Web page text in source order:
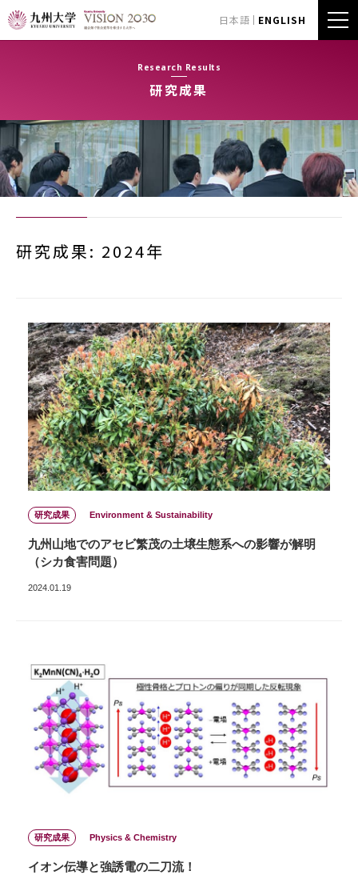
日本語 ENGLISH
Research Results
研究成果
研究成果: 2024年
研究成果 Environment & Sustainability
九州山地でのアセビ繁茂の土壌生態系への影響が解明
（シカ食害問題）
2024.01.19
研究成果 Physics & Chemistry
イオン伝導と強誘電の⼆⼑流！